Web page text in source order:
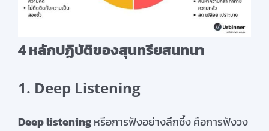
4 หลักปฏิบัติของสุนทรียสนทนา
1. Deep Listening
Deep listeningหรือการฟังอย่างลึกซึ้ง คือการฟังวง